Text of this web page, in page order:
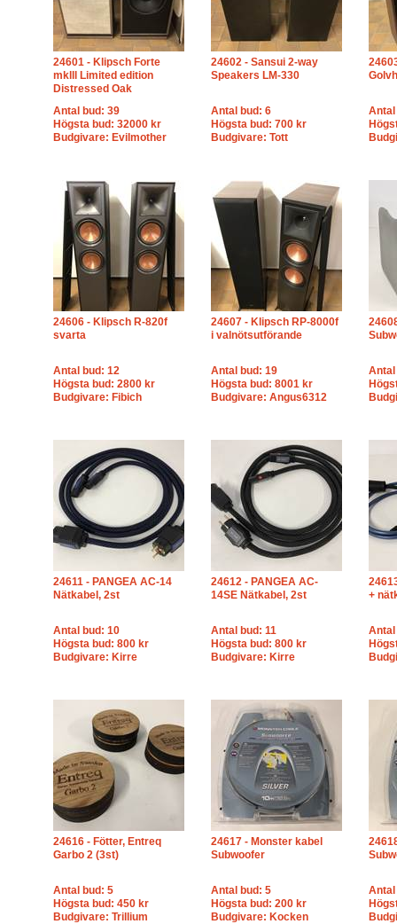
24601 - Klipsch Forte
mklll Limited edition
Distressed Oak
Antal bud: 39
Högsta bud: 32000 kr
Budgivare: Evilmother
24602 - Sansui 2-way
Speakers LM-330
Antal bud: 6
Högsta bud: 700 kr
Budgivare: Tott
Antal
24606 - Klipsch R-820f
svarta
Antal bud: 12
Högsta bud: 2800 kr
Budgivare: Fibich
24607 - Klipsch RP-8000f
i valnötsutförande
Antal bud: 19
Högsta bud: 8001 kr
Budgivare: Angus6312
Antal
24611 - PANGEA AC-14
Nätkabel, 2st
Antal bud: 10
Högsta bud: 800 kr
Budgivare: Kirre
24612 - PANGEA AC-
14SE Nätkabel, 2st
Antal bud: 11
Högsta bud: 800 kr
Budgivare: Kirre
+
Antal
24616 - Fötter, Entreq
Garbo 2 (3st)
Antal bud: 5
Högsta bud: 450 kr
Budgivare: Trillium
24617 - Monster kabel
Subwoofer
Antal bud: 5
Högsta bud: 200 kr
Budgivare: Kocken
Antal